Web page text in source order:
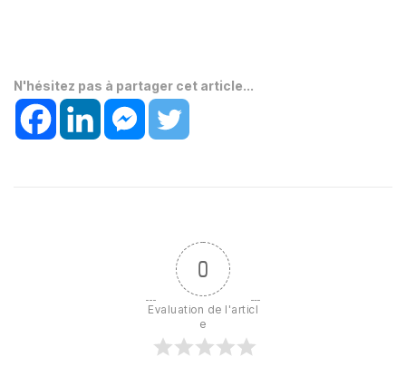
N'hésitez pas à partager cet article...
0
Evaluation de l'articl
e